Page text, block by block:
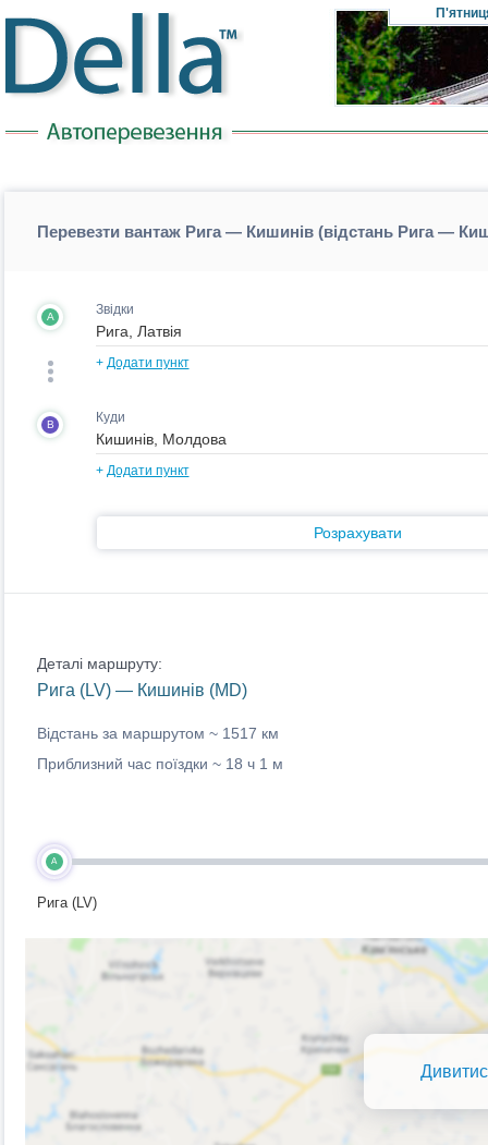
Перевезти вантаж Рига — Кишинів (відстань Рига —
A Звідки
+ Додати пункт
B Куди
+ Додати пункт
Розрахувати
Деталі маршруту:
Рига (LV) — Кишинів (MD)
Відстань за маршрутом ~ 1517 км
Приблизний час поїздки ~ 18 ч 1 м
A
Рига (LV)